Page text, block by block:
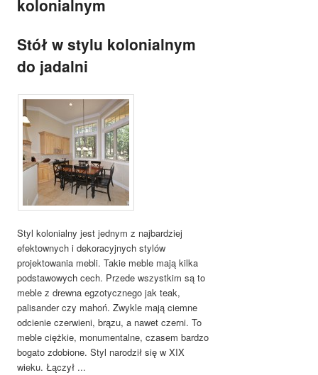
kolonialnym
Stół w stylu kolonialnym
do jadalni
Styl kolonialny jest jednym z najbardziej
efektownych i dekoracyjnych stylów
projektowania mebli. Takie meble mają kilka
podstawowych cech. Przede wszystkim są to
meble z drewna egzotycznego jak teak,
palisander czy mahoń. Zwykle mają ciemne
odcienie czerwieni, brązu, a nawet czerni. To
meble ciężkie, monumentalne, czasem bardzo
bogato zdobione. Styl narodził się w XIX
wieku. Łączył ...